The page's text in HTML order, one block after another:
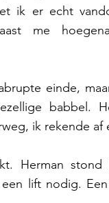
ik er echt
me
einde,
babbel.
ik rekende af
Herman
lift nodig. Een